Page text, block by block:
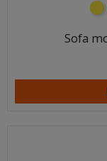
Sofa